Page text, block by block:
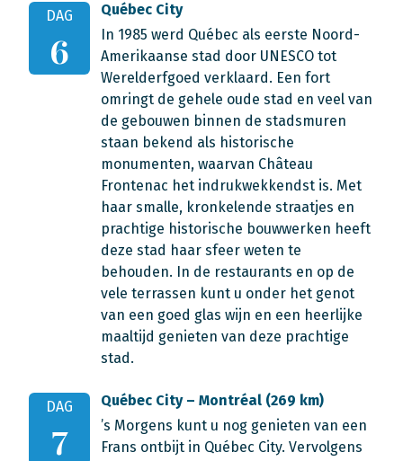
DAG
6
Québec City
In 1985 werd Québec als eerste Noord-
Amerikaanse stad door UNESCO tot
Werelderfgoed verklaard. Een fort
omringt de gehele oude stad en veel van
de gebouwen binnen de stadsmuren
staan bekend als historische
monumenten, waarvan Château
Frontenac het indrukwekkendst is. Met
haar smalle, kronkelende straatjes en
prachtige historische bouwwerken heeft
deze stad haar sfeer weten te
behouden. In de restaurants en op de
vele terrassen kunt u onder het genot
van een goed glas wijn en een heerlijke
maaltijd genieten van deze prachtige
stad.
DAG
7
Québec City – Montréal (269 km)
’s Morgens kunt u nog genieten van een
Frans ontbijt in Québec City. Vervolgens